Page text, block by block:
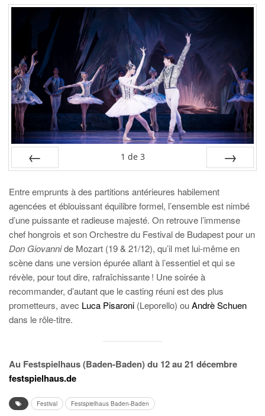
1 de 3
Entre emprunts à des partitions antérieures habilement
agencées et éblouissant équilibre formel, l’ensemble est nimbé
d’une puissante et radieuse majesté. On retrouve l’immense
chef hongrois et son Orchestre du Festival de Budapest pour un
Don Giovannide Mozart (19 & 21/12), qu’il met lui-même en
scène dans une version épurée allant à l’essentiel et qui se
révèle, pour tout dire, rafraîchissante ! Une soirée à
recommander, d’autant que le casting réuni est des plus
prometteurs, avec Luca Pisaroni (Leporello) ouAndrè Schuen
dans le rôle-titre.
Au Festspielhaus (Baden-Baden) du 12 au 21 décembre
festspielhaus.de
Festival Festspielhaus Baden-Baden